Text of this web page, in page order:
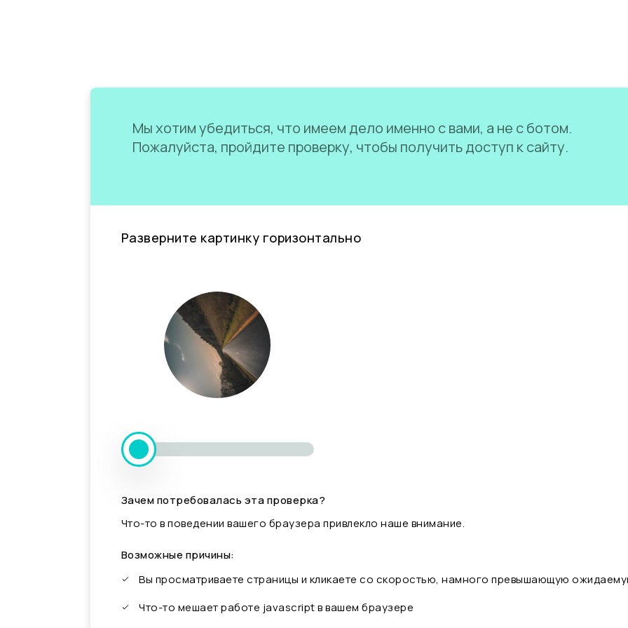
Мы хотим убедиться, что имеем дело именно с вами, а не с ботом.
Пожалуйста, пройдите проверку, чтобы получить доступ к сайту.
Разверните картинку горизонтально
Зачем потребовалась эта проверка?
Что-то в поведении вашего браузера привлекло наше внимание.
Возможные причины:
Вы просматриваете страницы и кликаете со скоростью, намного превышающую
Что-то мешает работе javascript в вашем браузере